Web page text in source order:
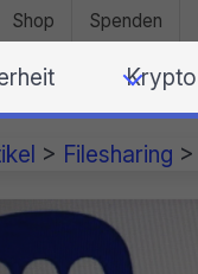
Shop Spenden
Krypto
> Filesharing >